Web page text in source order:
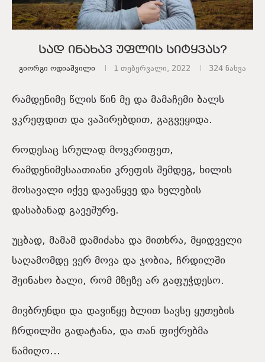
სად ინახავ უფლის სიტყვას?
Გიორგი Ოდიაშვილი 1 თებერვალი, 2022 324 ნახვა
რამდენიმე წლის წინ მე და მამაჩემი ბალს
ვკრეფდით და ვაპირებდით, გაგვეყიდა.
როდესაც სრულად მოვკრიფეთ,
რამდენიმესაათიანი კრეფის შემდეგ, ხილის
მოსავალი იქვე დავაწყვე და ხელების
დასაბანად გავეშურე.
უცბად, მამამ დამიძახა და მითხრა, მყიდველი
საღამომდე ვერ მოვა და ჯობია, ჩრდილში
შეინახო ბალი, რომ მზეზე არ გაფუჭდესო.
მივბრუნდი და დავიწყე ბლით სავსე ყუთების
ჩრდილში გადატანა, და თან ფიქრებმა
წამიღო…